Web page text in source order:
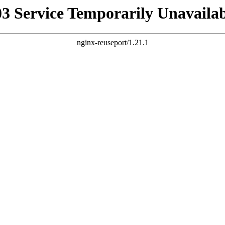
Service Temporarily
nginx-reuseport/1.21.1